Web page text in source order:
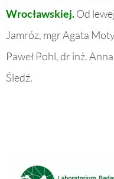
Wrocławskiej.Od
Jamróz, mgr Agata
Paweł Pohl, dr inż.
Śledź.